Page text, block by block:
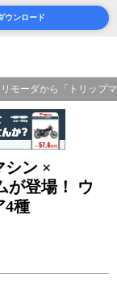
ウンロード
モーダから「トリップ
シン ×
が登場！ ウ
4種